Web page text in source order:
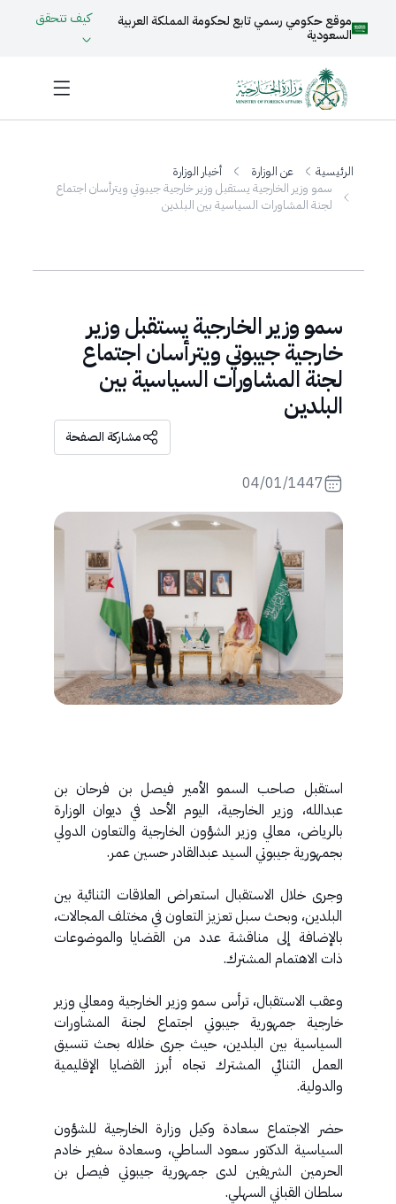
موقع حكومي رسمي تابع لحكومة المملكة العربية
السعودية
كيف تتحقق
الرئيسية عن الوزارة
أخبار الوزارة
سمو وزير الخارجية يستقبل وزير خارجية جيبوتي ويترأسان اجتماع
لجنة المشاورات السياسية بين البلدين
سمو وزير الخارجية يستقبل وزير
خارجية جيبوتي ويترأسان اجتماع
لجنة المشاورات السياسية بين
البلدين
مشاركة الصفحة
04/01/1447
استقبل صاحب السمو الأمير فيصل بن فرحان بن
عبدالله، وزير الخارجية، اليوم الأحد في ديوان الوزارة
بالرياض، معالي وزير الشؤون الخارجية والتعاون الدولي
بجمهورية جيبوتي السيد عبدالقادر حسين عمر.
وجرى خلال الاستقبال استعراض العلاقات الثنائية بين
البلدين، وبحث سبل تعزيز التعاون في مختلف المجالات،
بالإضافة إلى مناقشة عدد من القضايا والموضوعات
ذات الاهتمام المشترك.
وعقب الاستقبال، ترأس سمو وزير الخارجية ومعالي وزير
خارجية جمهورية جيبوتي اجتماع لجنة المشاورات
السياسية بين البلدين، حيث جرى خلاله بحث تنسيق
العمل الثنائي المشترك تجاه أبرز القضايا الإقليمية
والدولية.
حضر الاجتماع سعادة وكيل وزارة الخارجية للشؤون
السياسية الدكتور سعود الساطي، وسعادة سفير خادم
الحرمين الشريفين لدى جمهورية جيبوتي فيصل بن
سلطان القباني السهلي.